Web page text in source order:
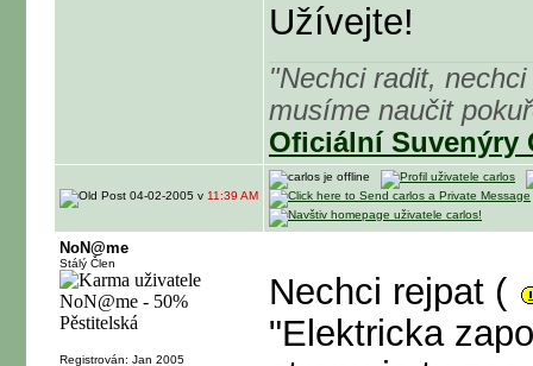
Užívejte!
"Nechci radit,
musíme naučit
Oficiální Suvenýry
04-02-2005 v 11:39 AM
NoN@me
Stálý Člen
Registrován: Jan 2005
Nechci rejpat (
"Elektricka